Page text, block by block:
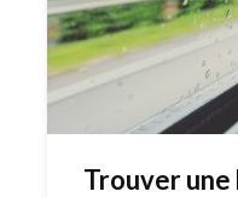
Trouver une